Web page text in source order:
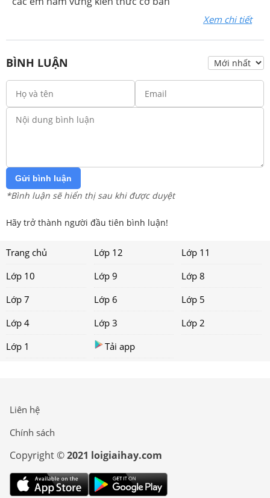
Xem chi tiết
BÌNH LUẬN
Gửi bình luận
*Bình luận sẽ hiển thị sau khi được duyệt
Hãy trở thành người đầu tiên bình luận!
Trang chủ Lớp 12
Lớp 11
Lớp 10
Lớp 9
Lớp 8
Lớp 7
Lớp 6
Lớp 5
Lớp 4
Lớp 3
Lớp 2
Lớp 1
Tải app
Liên hệ
Chính sách
Copyright ©2021 loigiaihay.com